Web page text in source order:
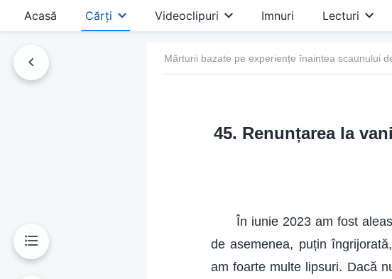
Acasă Cărți Videoclipuri Imnuri Lecturi
Mărturii bazate pe experiențe înaintea scaunului
45. Renunțarea la
În iunie 2023 am fost
de asemenea, puțin
am foarte multe lipsuri. Dacă